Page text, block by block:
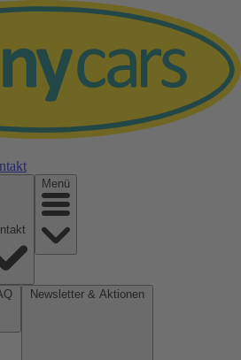
Menü